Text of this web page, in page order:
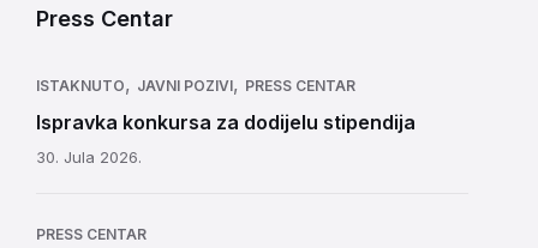
Press Centar
ISTAKNUTO, JAVNI POZIVI, PRESS CENTAR
Ispravka konkursa za dodijelu stipendija
30. Jula 2026.
PRESS CENTAR